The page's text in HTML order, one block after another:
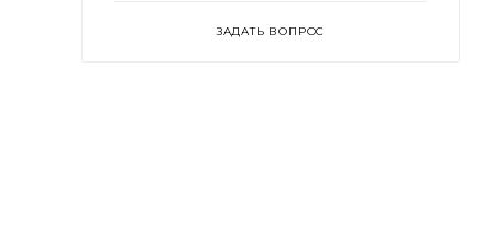
ЗАДАТЬ ВОПРОС